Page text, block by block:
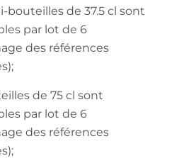
bouteilles de 37.5 cl sont
par lot de 6
des références
de 75 cl sont
par lot de 6
des références